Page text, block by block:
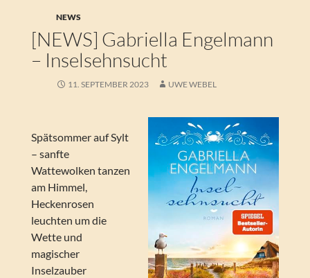
NEWS
[NEWS] Gabriella Engelmann
– Inselsehnsucht
11. SEPTEMBER 2023 UWE WEBEL
Spätsommer auf Sylt
– sanfte
Wattewolken tanzen
am Himmel,
Heckenrosen
leuchten um die
Wette und
magischer
Inselzauber